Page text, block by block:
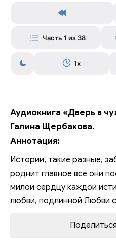
Часть 1 из 38
1x
Аудиокнига «Дверь в
Галина Щербакова.
Аннотация:
Истории, такие разные,
роднит главное все они
милой сердцу каждой
любви, подлинной Любви